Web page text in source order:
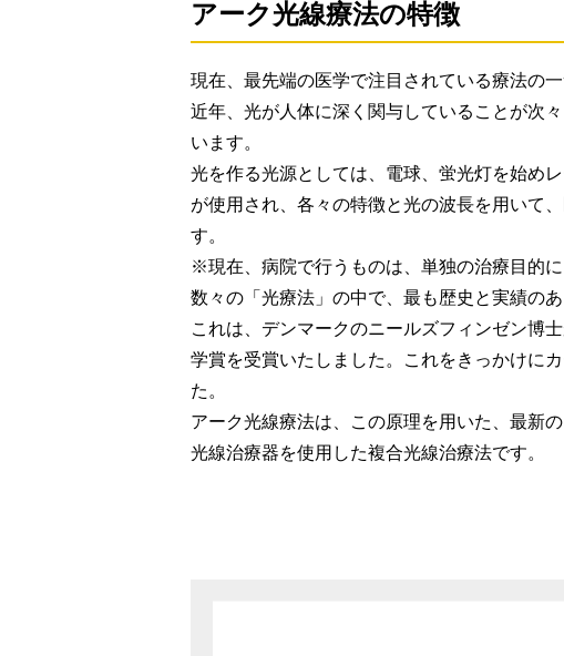
アーク光線療法の特徴
現在、最先端の医学で注目されている療法の
近年、光が人体に深く関与していることが次
います。
光を作る光源としては、電球、蛍光灯を始め
が使用され、各々の特徴と光の波長を用いて
す。
※現在、病院で行うものは、単独の治療目的
数々の「光療法」の中で、最も歴史と実績の
これは、デンマークのニールズフィンゼン博
学賞を受賞いたしました。これをきっかけに
た。
アーク光線療法は、この原理を用いた、最新
光線治療器を使用した複合光線治療法です。